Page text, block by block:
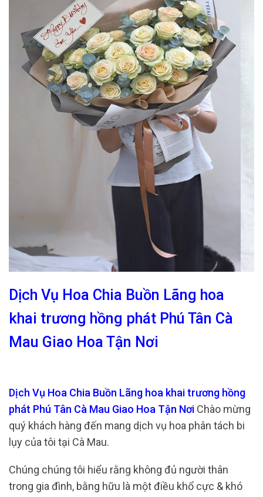
Dịch Vụ Hoa Chia Buồn Lãng hoa
khai trương hồng phát Phú Tân Cà
Mau Giao Hoa Tận Nơi
Dịch Vụ Hoa Chia Buồn Lãng hoa khai trương hồng
phát Phú Tân Cà Mau Giao Hoa Tận Nơi Chào mừng
quý khách hàng đến mang dịch vụ hoa phân tách bi
lụy của tôi tại Cà Mau.
Chúng chúng tôi hiểu rằng không đủ người thân
trong gia đình, bằng hữu là một điều khổ cực & khó